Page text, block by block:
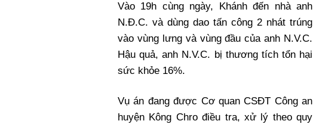
Vào 19h cùng ngày, Khánh đến nhà anh
N.Đ.C. và dùng dao tấn công 2 nhát trúng
vào vùng lưng và vùng đầu của anh N.V.C.
Hậu quả, anh N.V.C. bị thương tích tổn hại
sức khỏe 16%.
Vụ án đang được Cơ quan CSĐT Công an
huyện Kông Chro điều tra, xử lý theo quy